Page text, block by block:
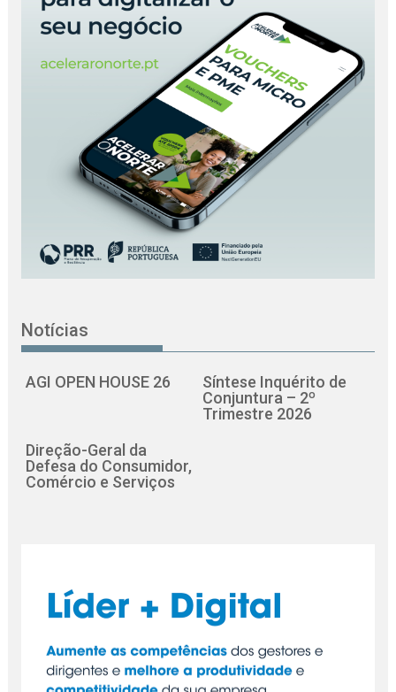
Notícias
AGI OPEN HOUSE 26
Síntese Inquérito de
Conjuntura – 2º
Trimestre 2026
Direção-Geral da
Defesa do Consumidor,
Comércio e Serviços